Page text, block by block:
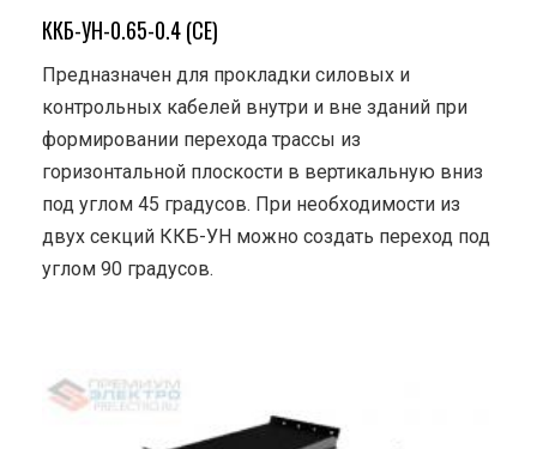
ККБ-УН-0.65-0.4 (СЕ)
Предназначен для прокладки силовых и
контрольных кабелей внутри и вне зданий при
формировании перехода трассы из
горизонтальной плоскости в вертикальную вниз
под углом 45 градусов. При необходимости из
двух секций ККБ-УН можно создать переход под
углом 90 градусов.